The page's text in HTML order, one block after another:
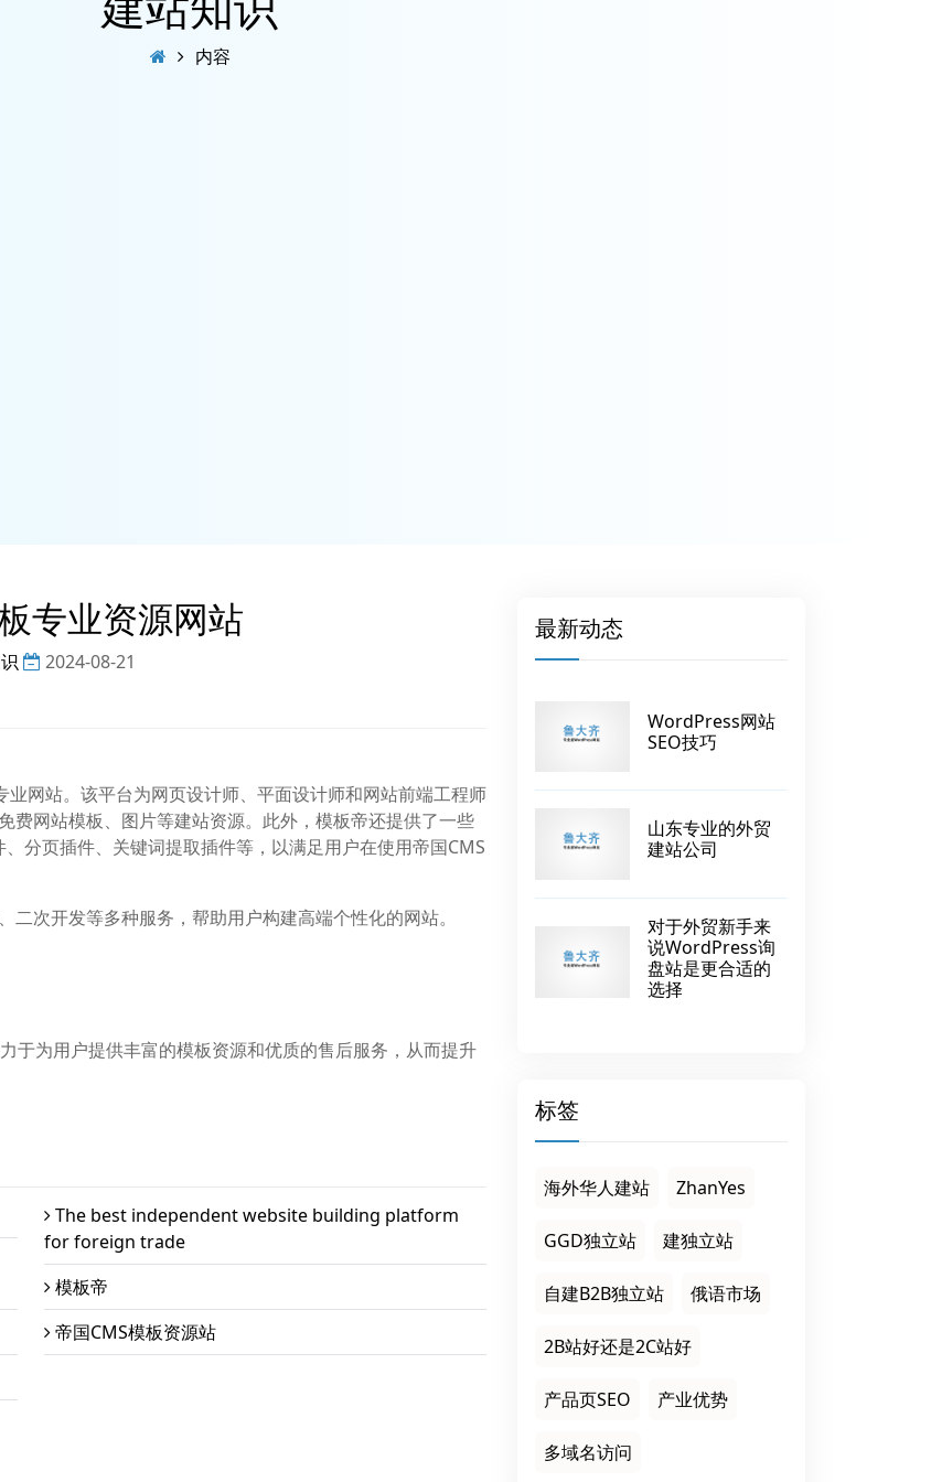
内容
专业资源网站
2024-08-21
网站。该平台为网页设计师、平面设计师和网站前端工程师
费网站模板、图片等建站资源。此外，模板帝还提供了一些
分页插件、关键词提取插件等，以满足用户在使用帝国CMS
次开发等多种服务，帮助用户构建高端个性化的网站。
于为用户提供丰富的模板资源和优质的售后服务，从而提升
The best independent website building platform
for foreign trade
模板帝
帝国CMS模板资源站
最新动态
WordPress网站
SEO技巧
山东专业的外贸
建站公司
对于外贸新手来
说WordPress询
盘站是更合适的
选择
标签
海外华人建站 ZhanYes
GGD独立站 建独立站
自建B2B独立站 俄语市场
2B站好还是2C站好
产品页SEO 产业优势
多域名访问